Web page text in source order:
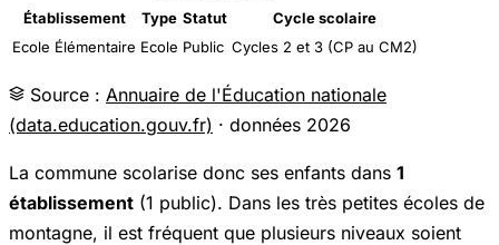
Établissement
Type Statut
Cycle scolaire
Ecole Élémentaire Ecole Public Cycles 2 et 3 (CP au CM2)
Source : Annuaire de l'Éducation nationale
(data.education.gouv.fr) · données 2026
La commune scolarise donc ses enfants dans 1
établissement (1 public). Dans les très petites écoles de
montagne, il est fréquent que plusieurs niveaux soient